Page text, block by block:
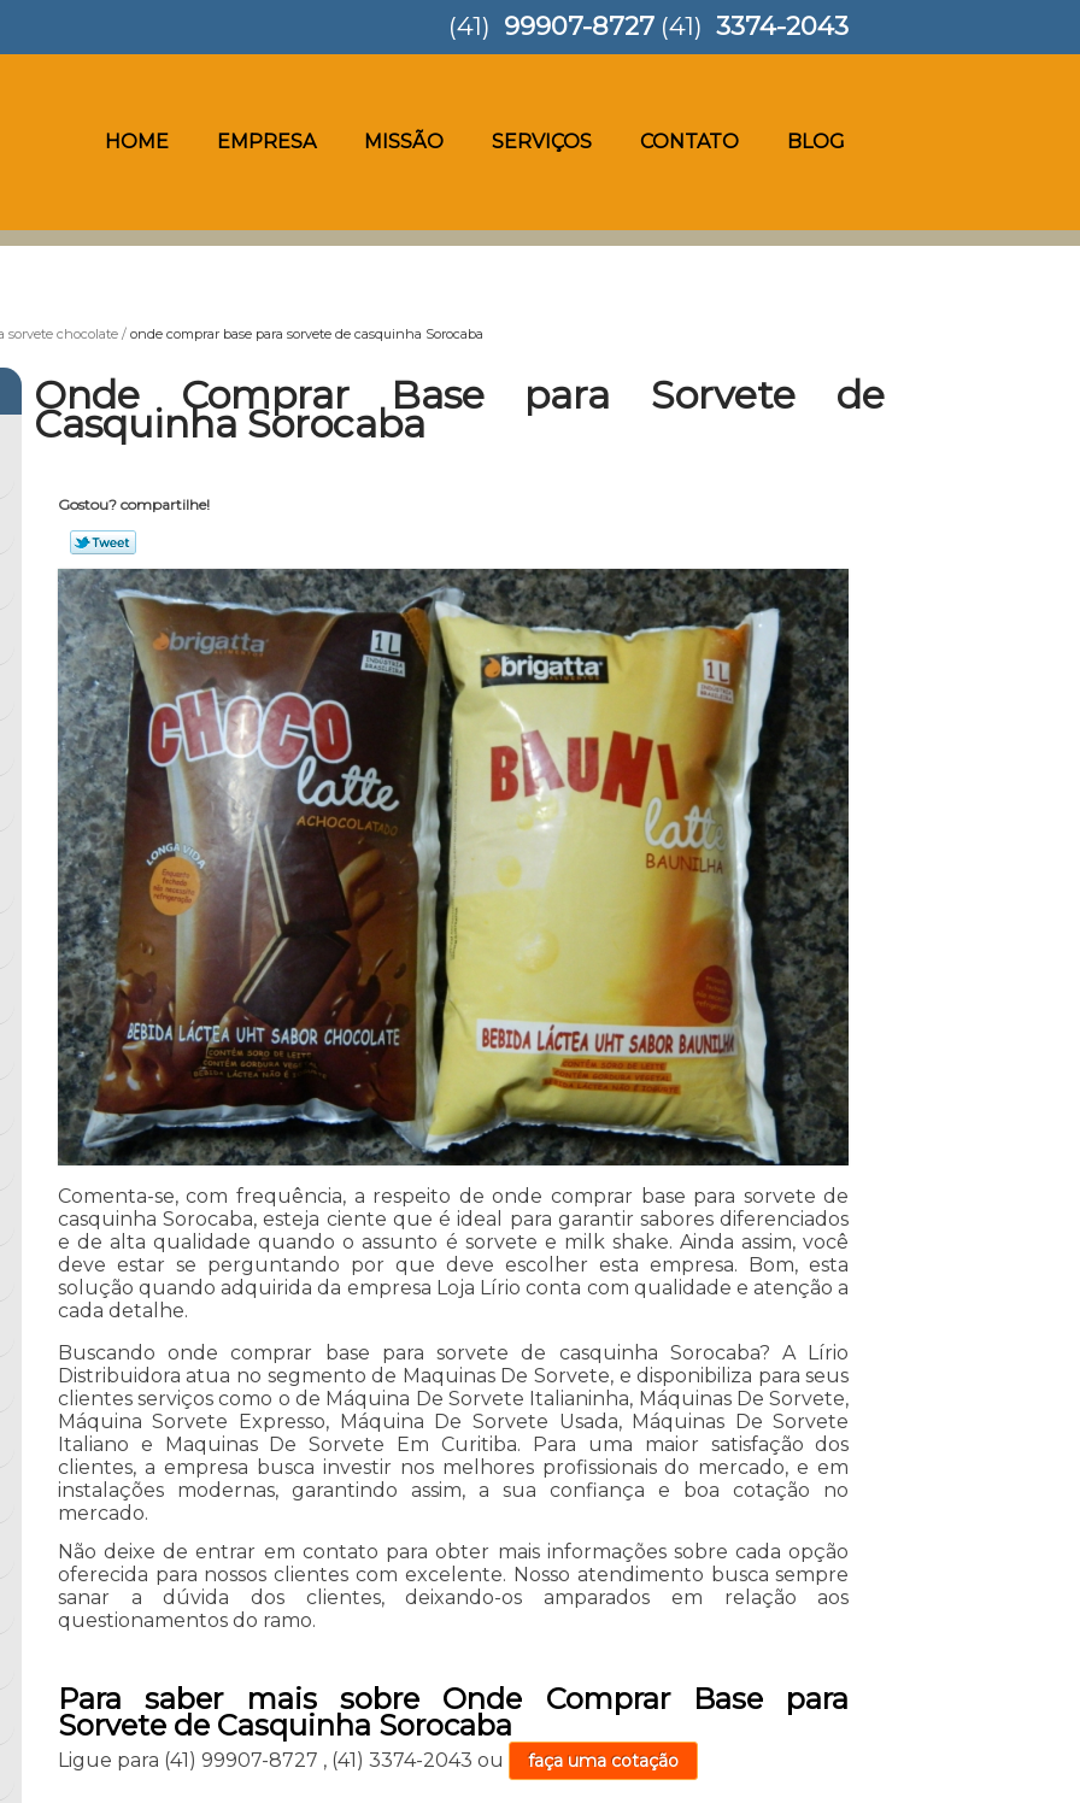
HOME EMPRESA MISSÃO SERVIÇOS CONTATO BLOG
(41) 99907-8727 (41) 3374-2043
sorvete chocolate onde comprar base para sorvete de casquinha Sorocaba
Onde Comprar Base para Sorvete de
Casquinha Sorocaba
Gostou? compartilhe!
Comenta-se, com frequência, a respeito de onde comprar base para sorvete de
casquinha Sorocaba, esteja ciente que é ideal para garantir sabores diferenciados
e de alta qualidade quando o assunto é sorvete e milk shake. Ainda assim, você
deve estar se perguntando por que deve escolher esta empresa. Bom, esta
solução quando adquirida da empresa Loja Lírio conta com qualidade e atenção a
cada detalhe.
Buscando onde comprar base para sorvete de casquinha Sorocaba? A Lírio
Distribuidora atua no segmento de Maquinas De Sorvete, e disponibiliza para seus
clientes serviços como o de Máquina De Sorvete Italianinha, Máquinas De Sorvete,
Máquina Sorvete Expresso, Máquina De Sorvete Usada, Máquinas De Sorvete
Italiano e Maquinas De Sorvete Em Curitiba. Para uma maior satisfação dos
clientes, a empresa busca investir nos melhores profissionais do mercado, e em
instalações modernas, garantindo assim, a sua confiança e boa cotação no
mercado.
Não deixe de entrar em contato para obter mais informações sobre cada opção
oferecida para nossos clientes com excelente. Nosso atendimento busca sempre
sanar a dúvida dos clientes, deixando-os amparados em relação aos
questionamentos do ramo.
Para saber mais sobre Onde Comprar Base para
Sorvete de Casquinha Sorocaba
Ligue para (41) 99907-8727 , (41) 3374-2043 ou faça uma cotação